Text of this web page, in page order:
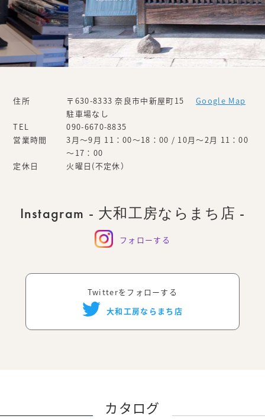
住所 〒630-8333 奈良市中新屋町15
Google Map
駐車場なし
TEL
090-6670-8835
営業時間
3月～9月 11：00～18：00 / 10月～2月 11：00
～17：00
定休日
火曜日(不定休）
Instagram - 大和工房ならまち店 -
フォローする
Twitterをフォローする
大和工房ならまち店
カタログ